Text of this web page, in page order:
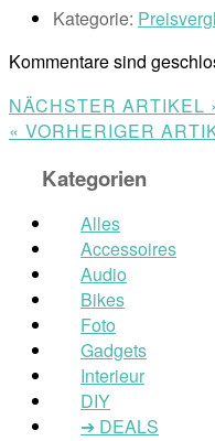
Kategorie:
Kommentare sind
NÄCHSTER ARTIKEL
« VORHERIGER
Kategorien
Alles
Accessoires
Audio
Bikes
Foto
Gadgets
Interieur
DIY
➔ DEALS